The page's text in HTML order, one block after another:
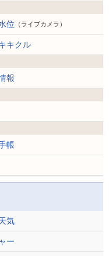
位 （ライブカメラ）
キクル
報
帳
気
ー